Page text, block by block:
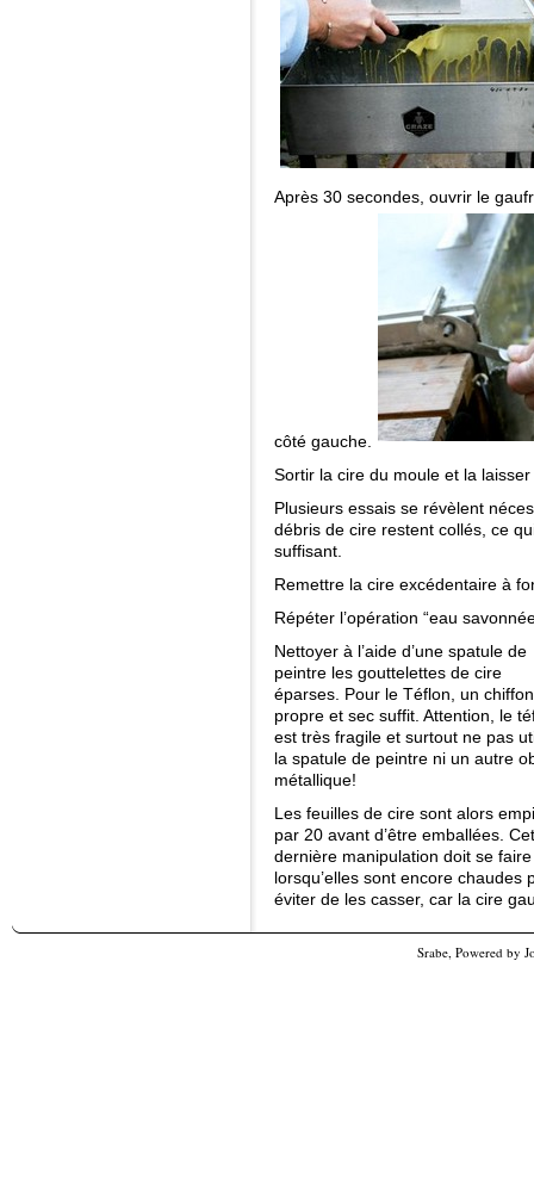
Après 30 secondes, ouvrir le
côté gauche.
Sortir la cire du moule et la
Plusieurs essais se révèlent
débris de cire restent collés, ce
suffisant.
Remettre la cire excédentaire à
Répéter l’opération “eau
Nettoyer à l’aide d’une spatule de
peintre les gouttelettes de cire
éparses. Pour le Téflon, un chiffon
propre et sec suffit. Attention, le
est très fragile et surtout ne pas
la spatule de peintre ni un autre
métallique!
Les feuilles de cire sont alors
par 20 avant d’être emballées.
dernière manipulation doit se faire
lorsqu’elles sont encore chaudes
éviter de les casser, car la cire
Srabe, Powered by